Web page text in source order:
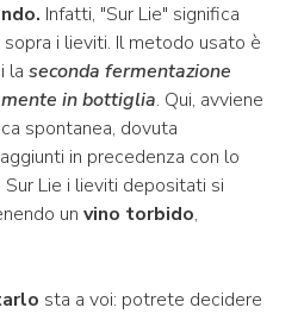
Infatti, "Sur Lie" significa
i lieviti. Il metodo usato è
la seconda fermentazione
in bottiglia. Qui, avviene
spontanea, dovuta
in precedenza con lo
Lie i lieviti depositati si
un vino torbido,
sta a voi: potrete decidere